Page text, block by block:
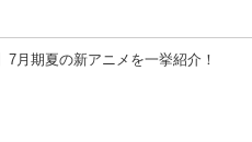
7月期夏の新アニメを一挙紹介！